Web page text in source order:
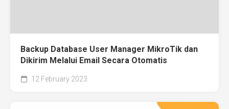
Backup Database User Manager MikroTik dan
Dikirim Melalui Email Secara Otomatis
12 February 2023